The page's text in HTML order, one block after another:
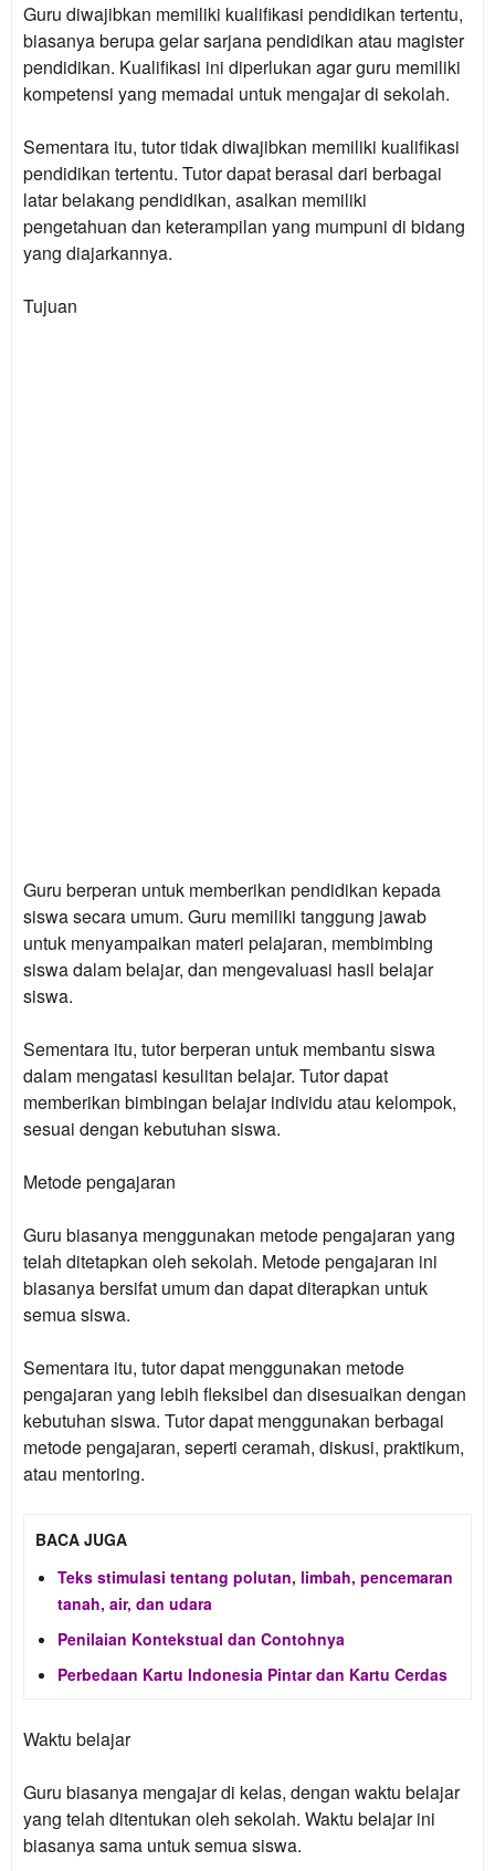
Guru diwajibkan memiliki kualifikasi pendidikan tertentu,
biasanya berupa gelar sarjana pendidikan atau magister
pendidikan. Kualifikasi ini diperlukan agar guru memiliki
kompetensi yang memadai untuk mengajar di sekolah.
Sementara itu, tutor tidak diwajibkan memiliki kualifikasi
pendidikan tertentu. Tutor dapat berasal dari berbagai
latar belakang pendidikan, asalkan memiliki
pengetahuan dan keterampilan yang mumpuni di bidang
yang diajarkannya.
Tujuan
Guru berperan untuk memberikan pendidikan kepada
siswa secara umum. Guru memiliki tanggung jawab
untuk menyampaikan materi pelajaran, membimbing
siswa dalam belajar, dan mengevaluasi hasil belajar
siswa.
Sementara itu, tutor berperan untuk membantu siswa
dalam mengatasi kesulitan belajar. Tutor dapat
memberikan bimbingan belajar individu atau kelompok,
sesuai dengan kebutuhan siswa.
Metode pengajaran
Guru biasanya menggunakan metode pengajaran yang
telah ditetapkan oleh sekolah. Metode pengajaran ini
biasanya bersifat umum dan dapat diterapkan untuk
semua siswa.
Sementara itu, tutor dapat menggunakan metode
pengajaran yang lebih fleksibel dan disesuaikan dengan
kebutuhan siswa. Tutor dapat menggunakan berbagai
metode pengajaran, seperti ceramah, diskusi, praktikum,
atau mentoring.
BACA JUGA
Teks stimulasi tentang polutan, limbah, pencemaran
tanah, air, dan udara
Penilaian Kontekstual dan Contohnya
Perbedaan Kartu Indonesia Pintar dan Kartu Cerdas
Waktu belajar
Guru biasanya mengajar di kelas, dengan waktu belajar
yang telah ditentukan oleh sekolah. Waktu belajar ini
biasanya sama untuk semua siswa.